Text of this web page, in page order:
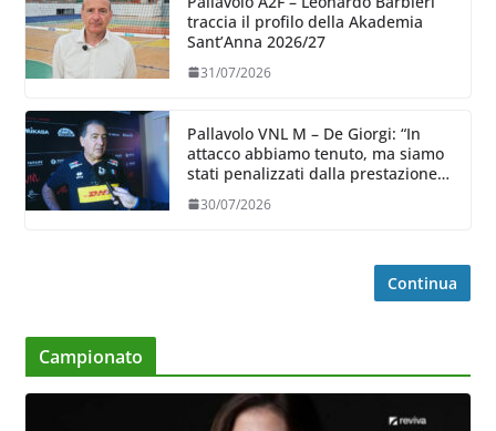
traccia il profilo della Akademia
Sant’Anna 2026/27
31/07/2026
Pallavolo VNL M – De Giorgi: “In
attacco abbiamo tenuto, ma siamo
stati penalizzati dalla prestazione
30/07/2026
Continua
Campionato